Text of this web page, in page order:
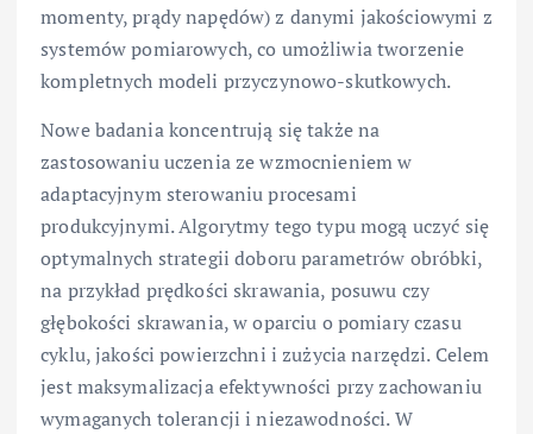
momenty, prądy napędów) z danymi jakościowymi z
systemów pomiarowych, co umożliwia tworzenie
kompletnych modeli przyczynowo-skutkowych.
Nowe badania koncentrują się także na
zastosowaniu uczenia ze wzmocnieniem w
adaptacyjnym sterowaniu procesami
produkcyjnymi. Algorytmy tego typu mogą uczyć się
optymalnych strategii doboru parametrów obróbki,
na przykład prędkości skrawania, posuwu czy
głębokości skrawania, w oparciu o pomiary czasu
cyklu, jakości powierzchni i zużycia narzędzi. Celem
jest maksymalizacja efektywności przy zachowaniu
wymaganych tolerancji i niezawodności. W